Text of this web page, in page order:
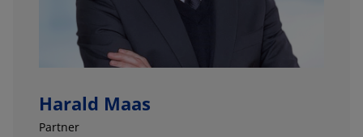
Harald Maas
Partner